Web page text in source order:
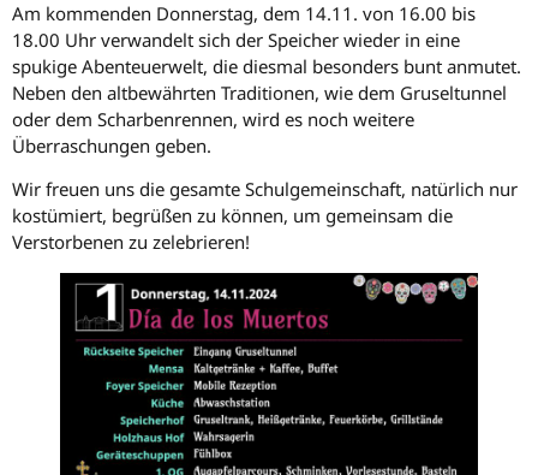
Am kommenden Donnerstag, dem 14.11. von 16.00 bis
18.00 Uhr verwandelt sich der Speicher wieder in eine
spukige Abenteuerwelt, die diesmal besonders bunt anmutet.
Neben den altbewährten Traditionen, wie dem Gruseltunnel
oder dem Scharbenrennen, wird es noch weitere
Überraschungen geben.
Wir freuen uns die gesamte Schulgemeinschaft, natürlich nur
kostümiert, begrüßen zu können, um gemeinsam die
Verstorbenen zu zelebrieren!